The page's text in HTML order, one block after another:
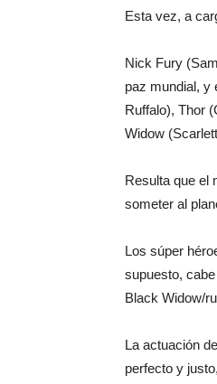
Esta vez, a
Nick Fury
paz mundial, y
Ruffalo), Thor
Widow
Resulta que el
someter al
Los súper
supuesto,
Black Widow/
La actuación
perfecto y